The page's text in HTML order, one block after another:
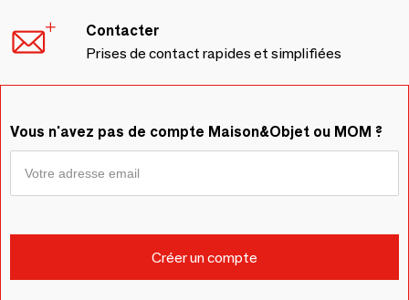
Contacter
Prises de contact rapides et simplifiées
Vous n'avez pas de compte Maison&Objet ou MOM ?